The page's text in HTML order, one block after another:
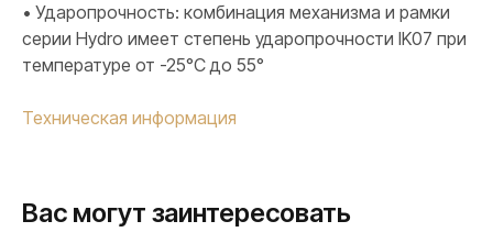
• Ударопрочность: комбинация механизма и рамки
серии Hydro имеет степень ударопрочности IK07 при
температуре от -25°C до 55°
Техническая информация
Вас могут заинтересовать